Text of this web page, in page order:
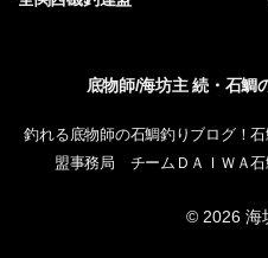
底物師/海坊主 続・石鯛
釣れる底物師の石鯛釣りブログ！
盟事務局 チームＤＡＩＷＡ
© 2026 海